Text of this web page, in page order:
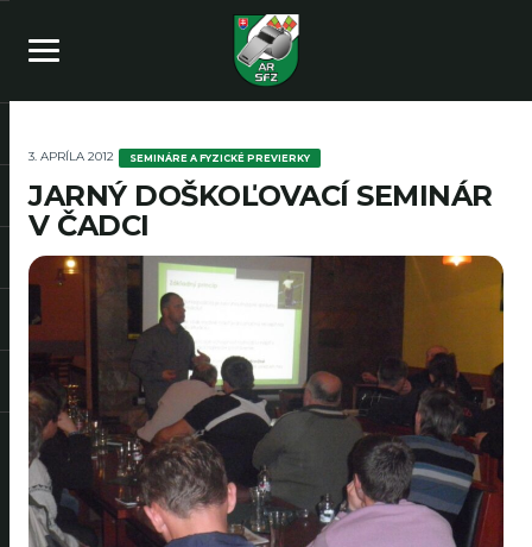
3. APRÍLA 2012 SEMINÁRE A FYZICKÉ PREVIERKY
JARNÝ DOŠKOĽOVACÍ SEMINÁR
V ČADCI